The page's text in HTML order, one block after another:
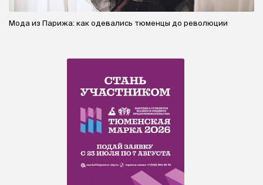
Мода из Парижа: как одевались тюменцы до революции